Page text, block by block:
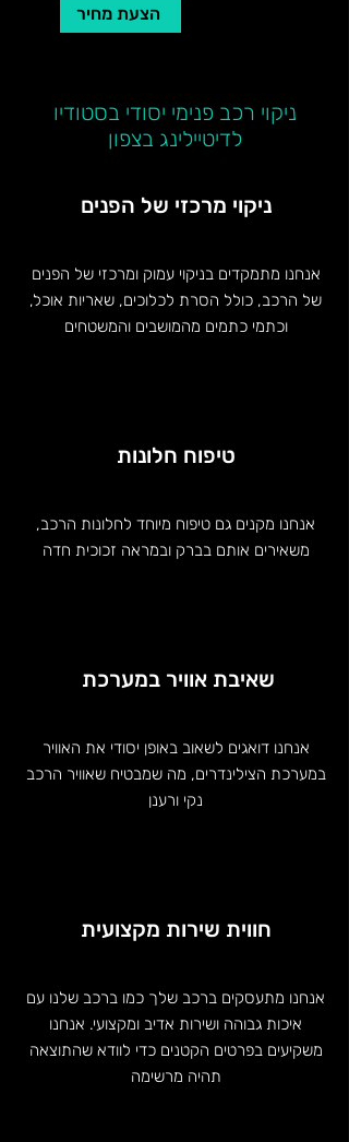
הצעת מחיר
ניקוי רכב פנימי יסודי בסטודיו
לדיטיילינג בצפון
ניקוי מרכזי של הפנים
אנחנו מתמקדים בניקוי עמוק ומרכזי של הפנים
של הרכב, כולל הסרת לכלוכים, שאריות אוכל,
וכתמי כתמים מהמושבים והמשטחים
טיפוח חלונות
אנחנו מקנים גם טיפוח מיוחד לחלונות הרכב,
משאירים אותם בברק ובמראה זכוכית חדה
שאיבת אוויר במערכת
אנחנו דואגים לשאוב באופן יסודי את האוויר
במערכת הצילינדרים, מה שמבטיח שאוויר הרכב
נקי ורענן
חווית שירות מקצועית
אנחנו מתעסקים ברכב שלך כמו ברכב שלנו עם
איכות גבוהה ושירות אדיב ומקצועי. אנחנו
משקיעים בפרטים הקטנים כדי לוודא שהתוצאה
תהיה מרשימה